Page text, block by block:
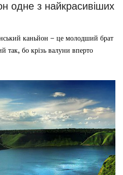
одне з найкрасивіших
каньйон – це молодший брат
так, бо крізь валуни вперто